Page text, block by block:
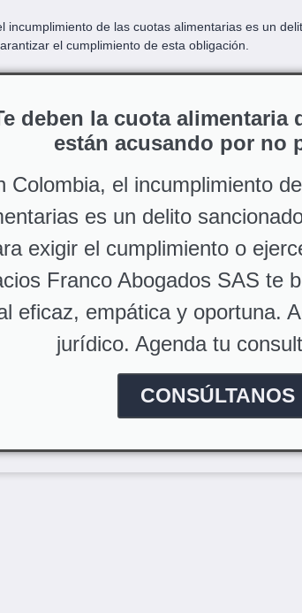
incumplimiento de las cuotas alimentarias es un
el cumplimiento de esta obligación.
deben la cuota alimentaria
están acusando por no
Colombia, el incumplimiento
es un delito
exigir el cumplimiento o
Franco Abogados SAS te
eficaz, empática y oportuna.
jurídico. Agenda tu
CONSÚLTANOS